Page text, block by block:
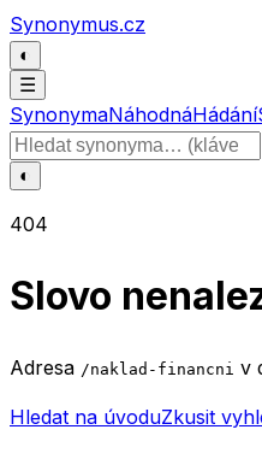
Přeskočit na obsah
Synonymus.cz
◐
☰
SynonymaNáhodnáHádání
Hledat slovo
◐
404
Slovo
Adresa /naklad-financni v
Hledat na úvoduZkusit